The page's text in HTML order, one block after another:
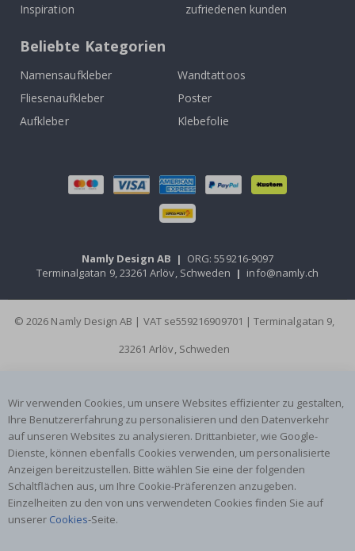
Inspiration
zufriedenen kunden
Beliebte Kategorien
Namensaufkleber
Wandtattoos
Fliesenaufkleber
Poster
Aufkleber
Klebefolie
Namly Design AB | ORG: 559216-9097
Terminalgatan 9, 23261 Arlöv, Schweden | info@namly.ch
© 2026 Namly Design AB | VAT se559216909701 | Terminalgatan 9,
23261 Arlöv, Schweden
Wir verwenden Cookies, um unsere Websites effizienter zu gestalten,
Ihre Benutzererfahrung zu personalisieren und den Datenverkehr
auf unseren Websites zu analysieren. Drittanbieter, wie Google-
Dienste, können ebenfalls Cookies verwenden, um personalisierte
Anzeigen bereitzustellen. Bitte wählen Sie eine der folgenden
Schaltflächen aus, um Ihre Cookie-Präferenzen anzugeben.
Einzelheiten zu den von uns verwendeten Cookies finden Sie auf
unserer Cookies-Seite.